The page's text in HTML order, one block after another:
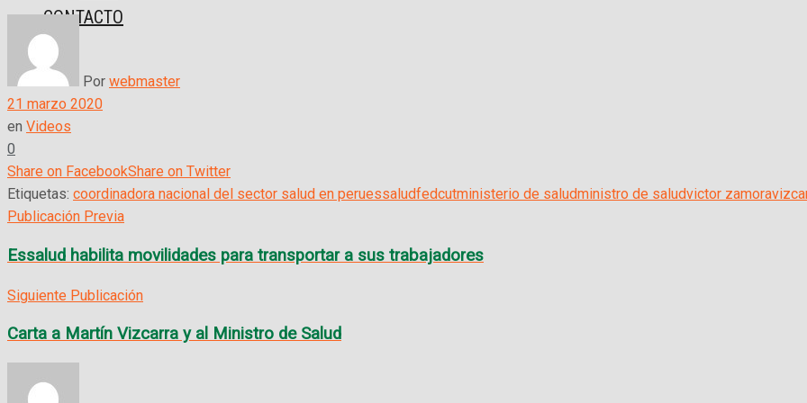
CONTACTO
Por webmaster
21 marzo 2020
en Videos
0
Share on FacebookShare on Twitter
Etiquetas: coordinadora nacional del sector salud en peruessaludfedcutministerio de saludministro de saludvictor zamora
Publicación Previa
Essalud habilita movilidades para transportar a sus trabajadores
Siguiente Publicación
Carta a Martín Vizcarra y al Ministro de Salud